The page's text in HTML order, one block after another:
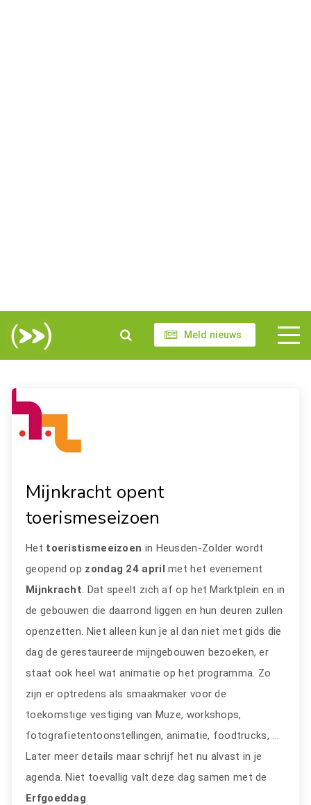
Meld nieuws
Mijnkracht opent
toerismeseizoen
Het toeristismeeizoen in Heusden-Zolder wordt
geopend op zondag 24 aprilmet het evenement
Mijnkracht. Dat speelt zich af op het Marktplein en in
de gebouwen die daarrond liggen en hun deuren zullen
openzetten. Niet alleen kun je al dan niet met gids die
dag de gerestaureerde mijngebouwen bezoeken, er
staat ook heel wat animatie op het programma. Zo
zijn er optredens als smaakmaker voor de
toekomstige vestiging van Muze, workshops,
fotografietentoonstellingen, animatie, foodtrucks, ...
Later meer details maar schrijf het nu alvast in je
agenda. Niet toevallig valt deze dag samen met de
Erfgoeddag.